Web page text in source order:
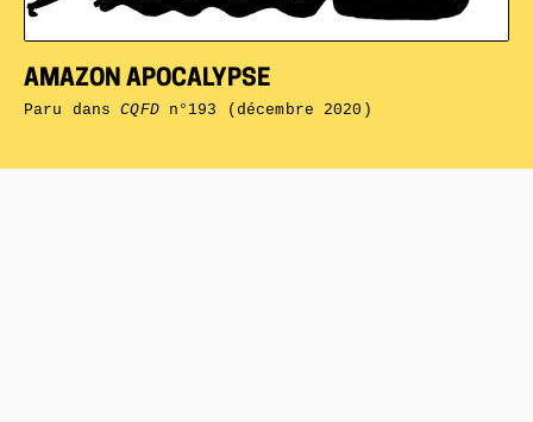
AMAZON APOCALYPSE
Paru dansCQFDn°193 (décembre 2020)